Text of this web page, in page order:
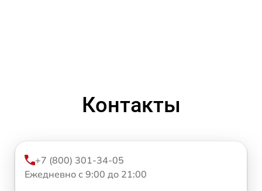
Контакты
+7 (800) 301-34-05
Ежедневно с 9:00 до 21:00